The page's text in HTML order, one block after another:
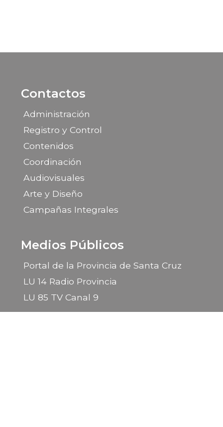
Contactos
Administración
Registro y Control
Contenidos
Coordinación
Audiovisuales
Arte y Diseño
Campañas Integrales
Medios Públicos
Portal de la Provincia de Santa Cruz
LU 14 Radio Provincia
LU 85 TV Canal 9